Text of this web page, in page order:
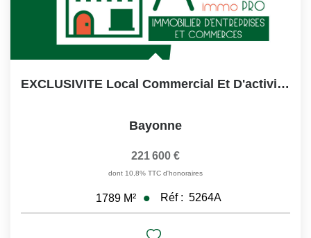
EXCLUSIVITE Local Commercial Et D'activités 1789m² Forum...
Bayonne
221 600 €
dont 10,8% TTC d'honoraires
1789 M² Réf : 5264A